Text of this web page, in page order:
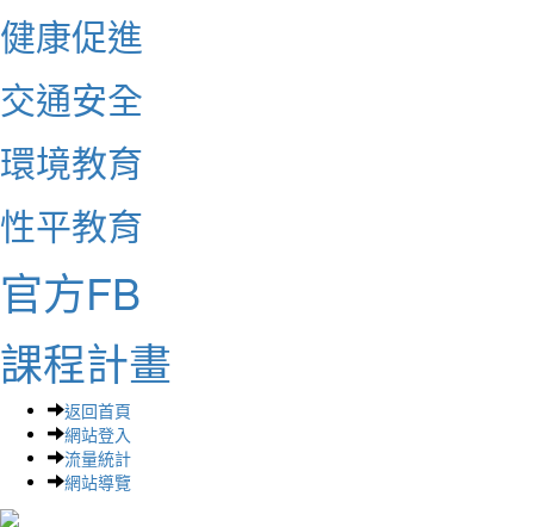
健康促進
交通安全
環境教育
性平教育
官方FB
課程計畫
返回首頁
網站登入
流量統計
網站導覽